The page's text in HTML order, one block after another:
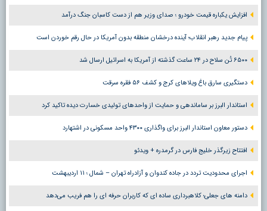
افزایش یکباره قیمت خودرو ؛ صدای وزیر هم از دست کاسبان جنگ درآمد
پیام جدید رهبر انقلاب؛ آینده درخشان منطقه بدون آمریکا در حال رقم خوردن است
۶۵۰۰ تُن سلاح در ۲۴ ساعت گذشته از آمریکا به اسرائیل ارسال شد
دستگیری سارق باغ ویلاهای کرج و کشف ۵۶ فقره سرقت
استاندار البرز بر ساماندهی و حمایت از واحدهای تولیدی خسارت دیده تاکید کرد
دستور معاون استاندار البرز برای واگذاری ۴۳۰۰ واحد مسکونی در اشتهارد
افتتاح زیرگذر خلیج فارس در گرمدره + ویدئو
اجرای محدودیت تردد در جاده کندوان و آزادراه تهران – شمال ؛ ١١ اردیبهشت
دامنه های جعلی؛ کلاهبرداری ساده ای که کاربران حرفه ای را هم فریب می‌دهد